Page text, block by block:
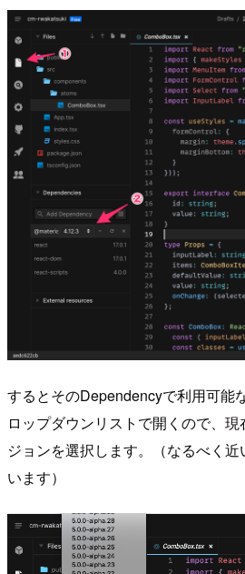
するとそのDependencyで利用可能
ロップダウンリストで開くので、
ジョンを選択します。（なるべく
います）